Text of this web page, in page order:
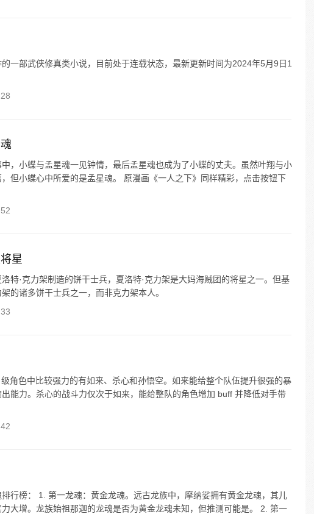
的一部武侠修真类小说，目前处于连载状态，最新更新时间为2024年5月9日1
，小蝶与孟星魂一见钟情，最后孟星魂也成为了小蝶的丈夫。虽然叶翔与小
但小蝶心中所爱的是孟星魂。 原漫画《一人之下》同样精彩，点击按钮下
星
特·克力架制造的饼干士兵，夏洛特·克力架是大妈海贼团的将星之一。但基
的诸多饼干士兵之一，而非克力架本人。
角色中比较强力的有如来、杀心和孙悟空。如来能给整个队伍提升很强的暴
能力。杀心的战斗力仅次于如来，能给整队的角色增加 buff 并降低对手带
行榜： 1. 第一龙魂：黄金龙魂。远古龙族中，摩纳娑拥有黄金龙魂，其儿
大增。龙族始祖那迦的龙魂是否为黄金龙魂未知，但推测可能是。 2. 第一